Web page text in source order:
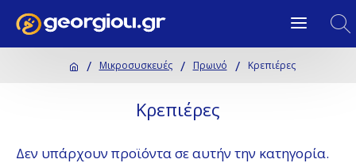
Μικροσυσκευές Πρωινό Κρεπιέρες
Κρεπιέρες
Δεν υπάρχουν προϊόντα σε αυτήν την κατηγορία.